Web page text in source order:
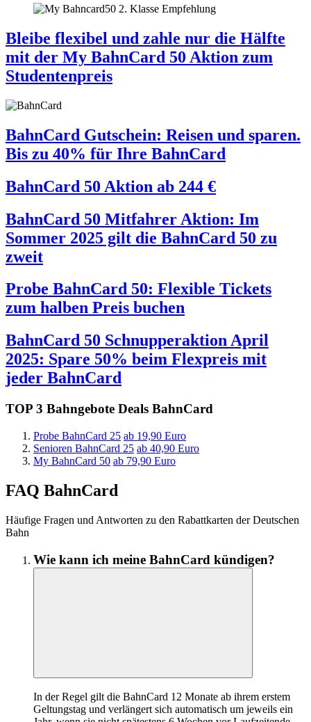
Bleibe flexibel und zahle nur die Hälfte
mit der My BahnCard 50 Aktion zum
Studentenpreis
BahnCard Gutschein: Reisen und sparen.
Bis zu 40% für Ihre BahnCard
BahnCard 50 Aktion ab 244 €
BahnCard 50 Mitfahrer Aktion: Im
Sommer 2025 gilt die BahnCard 50 zu
zweit
Probe BahnCard 50: Flexible Tickets
zum halben Preis buchen
BahnCard 50 Schnupperaktion April
2025: Spare 50% beim Flexpreis mit
jeder BahnCard
TOP 3 Bahngebote Deals BahnCard
Probe BahnCard 25 ab 19,90 Euro
Senioren BahnCard 25 ab 40,90 Euro
My BahnCard 50 ab 79,90 Euro
FAQ BahnCard
Häufige Fragen und Antworten zu den Rabattkarten der Deutschen
Bahn
Wie kann ich meine BahnCard kündigen?
In der Regel gilt die BahnCard 12 Monate ab ihrem erstem
Geltungstag und verlängert sich automatisch um jeweils ein